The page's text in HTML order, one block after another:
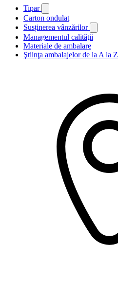
Tipar
Carton ondulat
Susținerea vânzărilor
Managementul calităţii
Materiale de ambalare
Ştiinţa ambalajelor de la A la Z